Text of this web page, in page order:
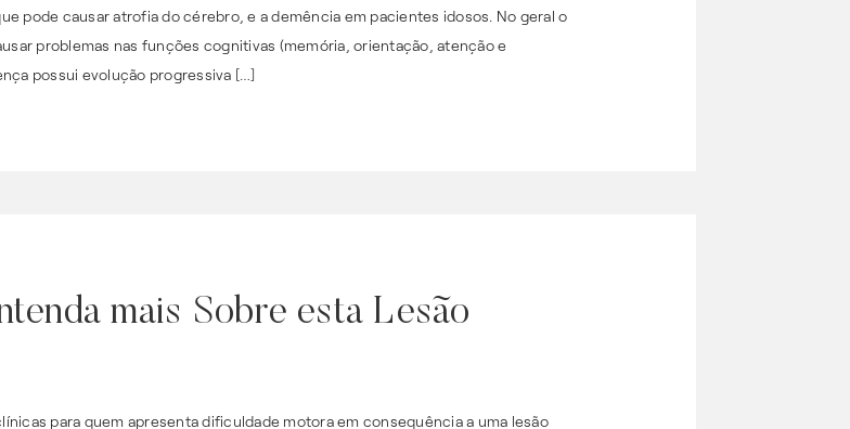
pode causar atrofia do cérebro, e a demência em pacientes idosos. No geral o
problemas nas funções cognitivas (memória, orientação, atenção e
possui evolução progressiva […]
mais Sobre esta Lesão
para quem apresenta dificuldade motora em consequência a uma lesão